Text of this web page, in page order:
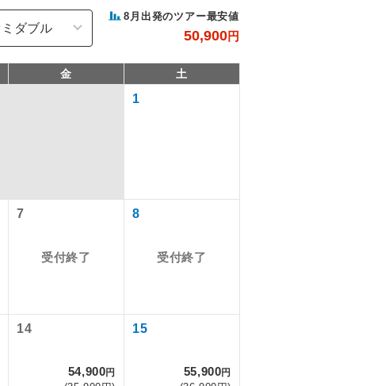
8 月出発のツアー最安値
50,900円
金 土
1
7
受付終了
8
受付終了
14
54,900円
15
55,900円